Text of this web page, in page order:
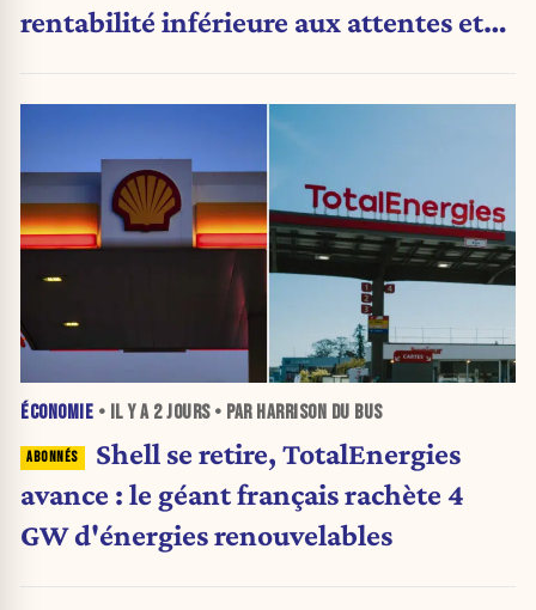
rentabilité inférieure aux attentes et
ÉCONOMIE • IL Y A 2 JOURS• PAR HARRISON DU BUS
Shell se retire, TotalEnergies
avance : le géant français rachète 4
GW d'énergies renouvelables